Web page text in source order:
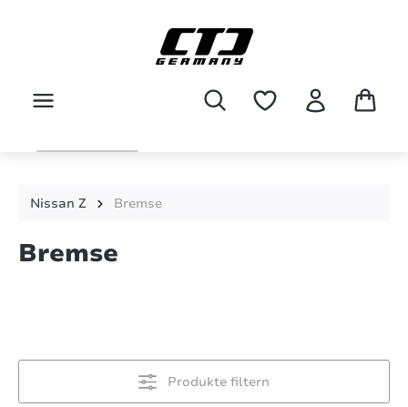
Nissan Z Bremse
Bremse
Produkte filtern